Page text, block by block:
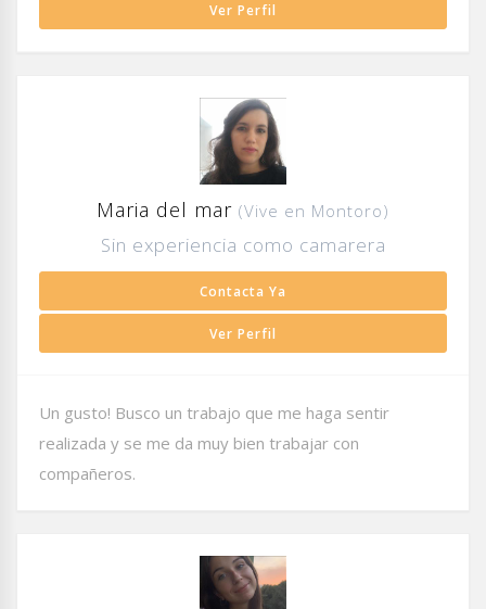
Ver Perfil
Maria del mar (Vive en Montoro)
Sin experiencia como camarera
Contacta Ya
Ver Perfil
Un gusto! Busco un trabajo que me haga sentir
realizada y se me da muy bien trabajar con
compañeros.